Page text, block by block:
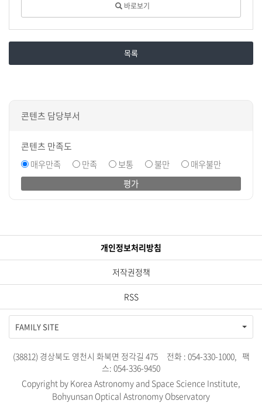
바로보기
목록
콘텐츠 담당부서
콘텐츠 만족도
매우만족
만족 보통 불만
매우불만
평가
개인정보처리방침
저작권정책
RSS
FAMILY SITE
(38812) 경상북도 영천시 화북면 정각길 475 전화 : 054-330-1000, 팩
스: 054-336-9450
Copyright by Korea Astronomy and Space Science Institute,
Bohyunsan Optical Astronomy Observatory